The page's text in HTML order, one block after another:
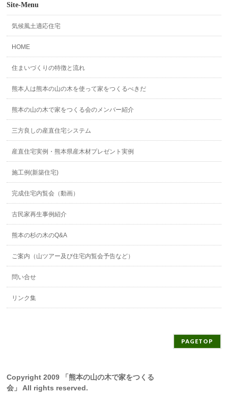
Site-Menu
気候風土適応住宅
HOME
住まいづくりの特徴と流れ
熊本人は熊本の山の木を使って家をつくるべきだ
熊本の山の木で家をつくる会のメンバー紹介
三方良しの産直住宅システム
産直住宅実例・熊本県産木材プレゼント実例
施工例(新築住宅)
完成住宅内覧会（動画）
古民家再生事例紹介
熊本の杉の木のQ&A
ご案内（山ツアー及び住宅内覧会予告など）
問い合せ
リンク集
PAGETOP
Copyright 2009 「熊本の山の木で家をつくる
会」 All rights reserved.